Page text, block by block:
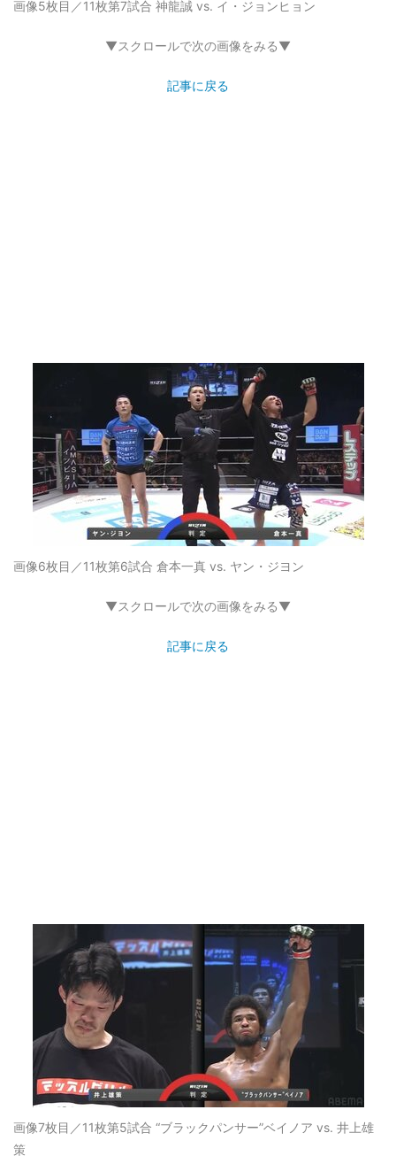
画像5枚目／11枚第7試合 神龍誠 vs. イ・ジョンヒョン
▼スクロールで次の画像をみる▼
記事に戻る
画像6枚目／11枚第6試合 倉本一真 vs. ヤン・ジヨン
▼スクロールで次の画像をみる▼
記事に戻る
画像7枚目／11枚第5試合 “ブラックパンサー”ベイノア vs. 井上雄
策